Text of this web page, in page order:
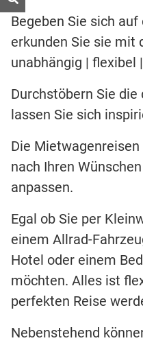
Begeben Sie sich
erkunden Sie sie mit
unabhängig | flexibel
Durchstöbern Sie
lassen Sie sich
Die
nach Ihren
anpassen.
Egal ob Sie per
einem Allrad-
Hotel oder einem
möchten. Alles ist
perfekten Reise
Nebenstehend